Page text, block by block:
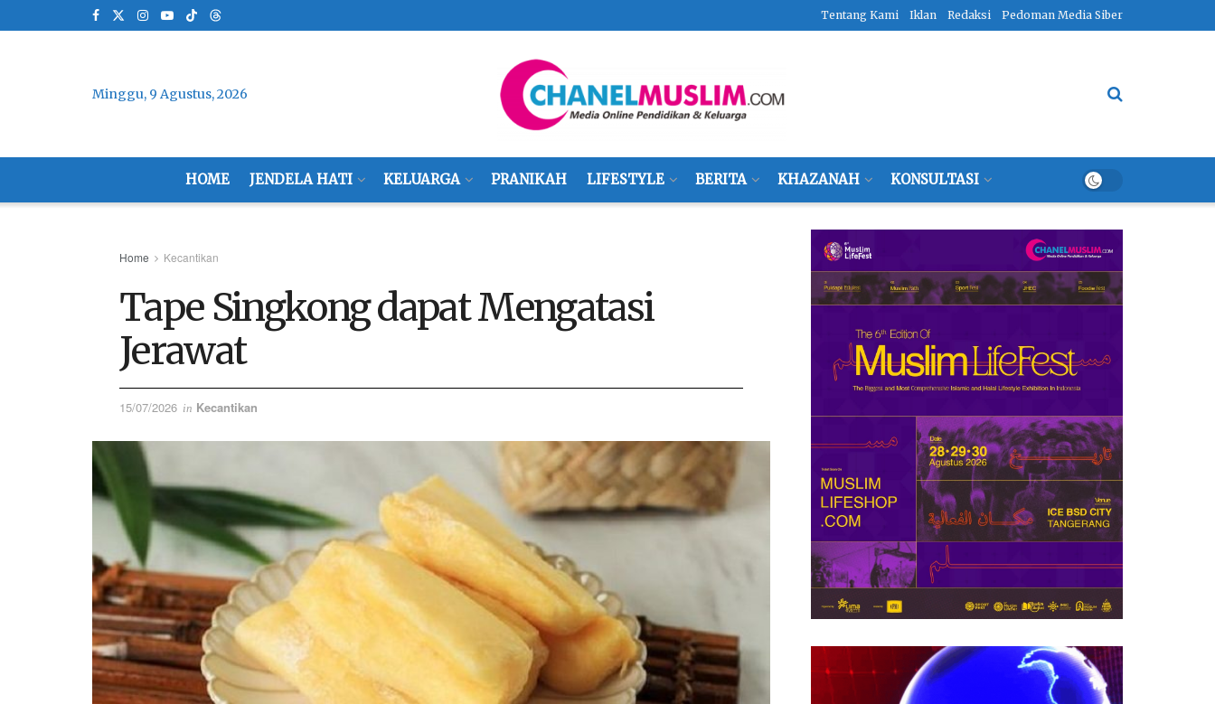
Tentang Kami Iklan Redaksi Pedoman Media Siber
Minggu, 9 Agustus, 2026
HOME JENDELA HATI KELUARGA PRANIKAH LIFESTYLE BERITA KHAZANAH KONSULTASI
Home Kecantikan
Tape Singkong dapat Mengatasi
Jerawat
15/07/2026 in Kecantikan